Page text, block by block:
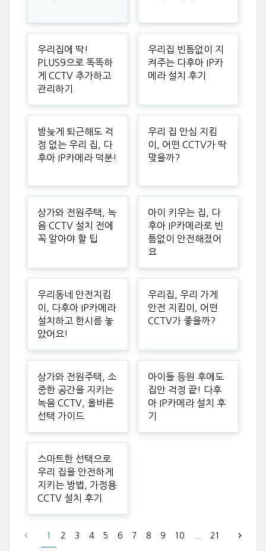
우리집에 딱!
PLUS9으로 똑똑하
게 CCTV 추가하고
관리하기
우리집 빈틈없이 지
켜주는 다후아 IP카
메라 설치 후기
밤늦게 퇴근해도 걱
정 없는 우리 집, 다
후아 IP카메라 덕분!
우리 집 안심 지킴
이, 어떤 CCTV가 딱
맞을까?
상가와 전원주택, 녹
음 CCTV 설치 전에
꼭 알아야 할 팁
아이 키우는 집, 다
후아 IP카메라로 빈
틈없이 안전해졌어
요
우리동네 안전지킴
이, 다후아 IP카메라
설치하고 한시름 놓
았어요!
우리집, 우리 가게
안전 지킴이, 어떤
CCTV가 좋을까?
상가와 전원주택, 소
중한 공간을 지키는
녹음 CCTV, 올바른
선택 가이드
아이들 등원 후에도
집안 걱정 끝! 다후
아 IP카메라 설치 후
기
스마트한 선택으로
우리 집을 안전하게
지키는 방법, 가정용
CCTV 설치 후기
1 2 3 4 5 6 7 8 9 10 21